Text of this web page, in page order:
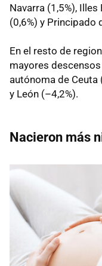
Navarra (1,5%),
(0,6%) y Principado
En el resto de
mayores
autónoma de Ceuta
y León (–4,2%).
Nacieron más